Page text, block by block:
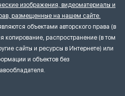
изображения, видеоматериалы и
размещенные на нашем сайте.
объектами авторского права (в
копирование, распространение (в том
сайты и ресурсы в Интернете) или
и объектов без